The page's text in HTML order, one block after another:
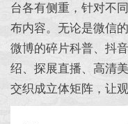
台各有侧重，针对不
布内容。无论是微信
微博的碎片科普、抖
绍、探展直播、高清
交织成立体矩阵，让